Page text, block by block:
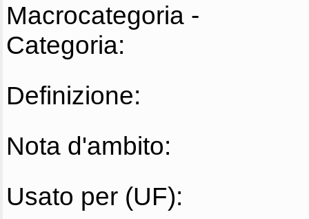
Macrocategoria -
Categoria:
Definizione:
Nota d'ambito:
Usato per (UF):